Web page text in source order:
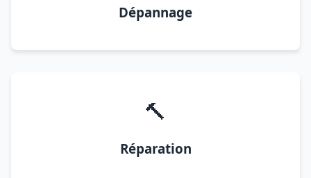
Dépannage
🔨
Réparation